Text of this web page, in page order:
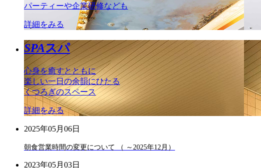
パーティーや企業研修なども
詳細をみる
SPAスパ
心身を癒すとともに
楽しい一日の余韻にひたる
くつろぎのスペース
詳細をみる
2025年05月06日
朝食営業時間の変更について （ ～2025年12月）
2023年05月03日